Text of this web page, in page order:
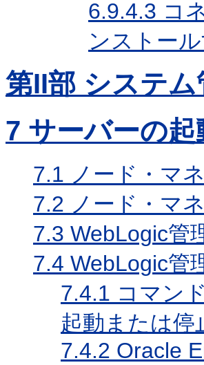
6.9.4.3 コ
ンストー
第II部 システム
7 サーバーの起
7.1 ノード・マ
7.2 ノード・マ
7.3 WebLogic管
7.4 WebLogic管
7.4.1 コマン
起動または停
7.4.2 Oracle